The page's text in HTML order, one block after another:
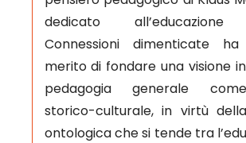
dedicato all’educazione
Connessioni dimenticate ha
merito di fondare una visione
pedagogia generale
storico-culturale, in virtù
ontologica che si tende tra